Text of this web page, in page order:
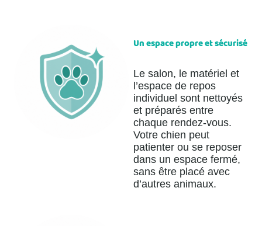
Un espace propre et sécurisé
Le salon, le matériel et
l’espace de repos
individuel sont nettoyés
et préparés entre
chaque rendez-vous.
Votre chien peut
patienter ou se reposer
dans un espace fermé,
sans être placé avec
d’autres animaux.